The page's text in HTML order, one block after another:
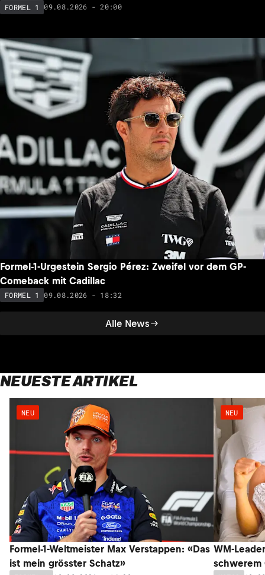
Alle News
FORMEL 1 09.08.2026 - 20:00
Formel-1-Urgestein Sergio Pérez: Zweifel vor dem GP-
Comeback mit Cadillac
FORMEL 1 09.08.2026 - 18:32
NEUESTE ARTIKEL
NEU
Formel-1-Weltmeister Max Verstappen: «Das
ist mein grösster Schatz»
NEU
WM-
schwerem